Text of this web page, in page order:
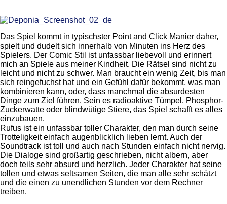
Das Spiel kommt in typischster Point and Click Manier daher,
spielt und dudelt sich innerhalb von Minuten ins Herz des
Spielers. Der Comic Stil ist unfassbar liebevoll und erinnert
mich an Spiele aus meiner Kindheit. Die Rätsel sind nicht zu
leicht und nicht zu schwer. Man braucht ein wenig Zeit, bis man
sich reingefuchst hat und ein Gefühl dafür bekommt, was man
kombinieren kann, oder, dass manchmal die absurdesten
Dinge zum Ziel führen. Sein es radioaktive Tümpel, Phosphor-
Zuckerwatte oder blindwütige Stiere, das Spiel schafft es alles
einzubauen.
Rufus ist ein unfassbar toller Charakter, den man durch seine
Trotteligkeit einfach augenblicklich lieben lernt. Auch der
Soundtrack ist toll und auch nach Stunden einfach nicht nervig.
Die Dialoge sind großartig geschrieben, nicht albern, aber
doch teils sehr absurd und herzlich. Jeder Charakter hat seine
tollen und etwas seltsamen Seiten, die man alle sehr schätzt
und die einen zu unendlichen Stunden vor dem Rechner
treiben.